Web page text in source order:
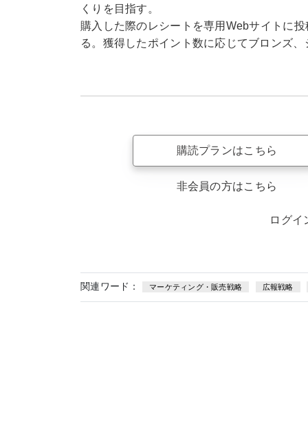
くりを目指す。
購入した際のレシートを専用Webサイトに
る。獲得したポイント数に応じてブロンズ
購読プランはこちら
非会員の方はこちら
ログイ
関連ワード： マーケティング・販売戦略 広報戦略